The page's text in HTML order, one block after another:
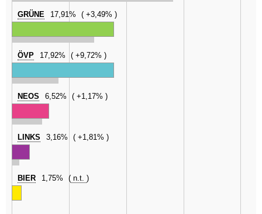
GRÜNE 17,91% +3,49%
ÖVP 17,92% +9,72%
NEOS 6,52% +1,17%
LINKS 3,16% +1,81%
BIER 1,75% n.t.